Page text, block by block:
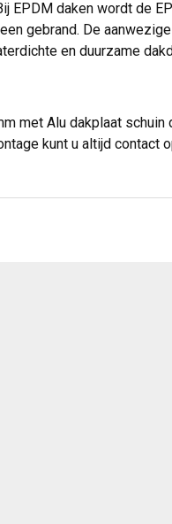
EPDM daken wordt de
gebrand. De
en duurzame
met Alu dakplaat
kunt u altijd contact